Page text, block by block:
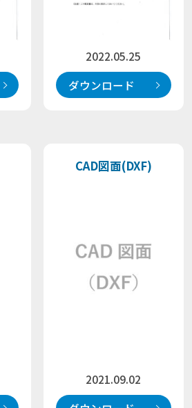
2022.05.25
ダウンロード
CAD図面(DXF)
2021.09.02